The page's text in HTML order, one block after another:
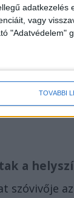
adatkezelés
vagy
"Adatvédelem"
TOVÁBBI
szerint 23
a
szóvivője